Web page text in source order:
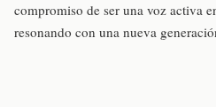
compromiso de ser una voz activa
resonando con una nueva